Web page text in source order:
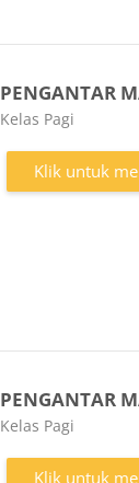
PENGANTAR
Kategori kursus
Kelas Pagi
Klik untuk
PENGANTAR
Kategori kursus
Kelas Pagi
Klik untuk